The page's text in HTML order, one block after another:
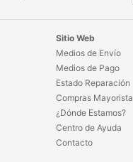
Sitio Web
Medios de Envío
Medios de Pago
Estado Reparación
Compras Mayorista
¿Dónde Estamos?
Centro de Ayuda
Contacto